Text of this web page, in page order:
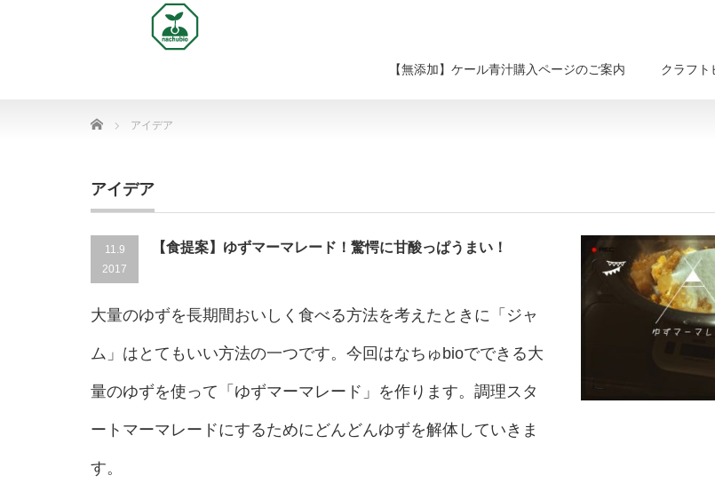
【無添加】ケール青汁購入ページのご案内 クラフト
Home アイデア
アイデア
11.9
2017
【食提案】ゆずマーマレード！驚愕に甘酸っぱうまい！
大量のゆずを長期間おいしく食べる方法を考えたときに「ジャ
ム」はとてもいい方法の一つです。今回はなちゅbioでできる大
量のゆずを使って「ゆずマーマレード」を作ります。調理スタ
ートマーマレードにするためにどんどんゆずを解体していきま
す。